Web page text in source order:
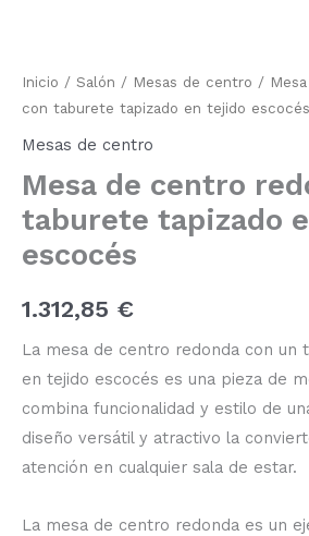
Inicio / Salón / Mesas de centro /
con taburete tapizado en tejido escocés
Mesas de centro
Mesa de centro
taburete tapizado
escocés
1.312,85 €
La mesa de centro redonda con un
en tejido escocés es una pieza de
combina funcionalidad y estilo de
diseño versátil y atractivo la
atención en cualquier sala de estar.
La mesa de centro redonda es un
tejido
cantidad